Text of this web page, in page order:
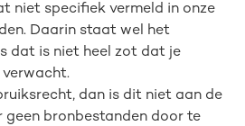
niet specifiek vermeld in onze
Daarin staat wel het
dat is niet heel zot dat je
dan is dit niet aan de
geen bronbestanden door te